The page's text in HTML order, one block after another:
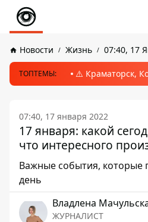
Новости Жизнь 07:40, 17
ТОПТЕМЫ: ⚠️ Краматорск,
07:40, 17 января 2022
17 января: какой
что интересного
Важные события, которые
день
Владлена
ЖУРНАЛИСТ